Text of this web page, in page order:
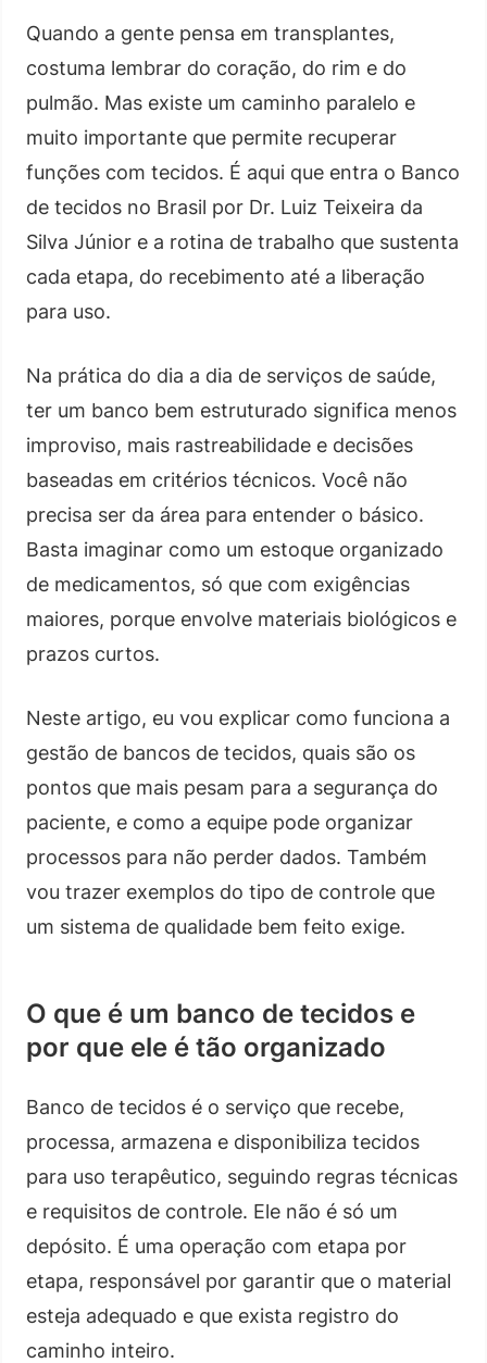
Quando a gente pensa em transplantes,
costuma lembrar do coração, do rim e do
pulmão. Mas existe um caminho paralelo e
muito importante que permite recuperar
funções com tecidos. É aqui que entra o Banco
de tecidos no Brasil por Dr. Luiz Teixeira da
Silva Júnior e a rotina de trabalho que sustenta
cada etapa, do recebimento até a liberação
para uso.
Na prática do dia a dia de serviços de saúde,
ter um banco bem estruturado significa menos
improviso, mais rastreabilidade e decisões
baseadas em critérios técnicos. Você não
precisa ser da área para entender o básico.
Basta imaginar como um estoque organizado
de medicamentos, só que com exigências
maiores, porque envolve materiais biológicos e
prazos curtos.
Neste artigo, eu vou explicar como funciona a
gestão de bancos de tecidos, quais são os
pontos que mais pesam para a segurança do
paciente, e como a equipe pode organizar
processos para não perder dados. Também
vou trazer exemplos do tipo de controle que
um sistema de qualidade bem feito exige.
O que é um banco de tecidos e
por que ele é tão organizado
Banco de tecidos é o serviço que recebe,
processa, armazena e disponibiliza tecidos
para uso terapêutico, seguindo regras técnicas
e requisitos de controle. Ele não é só um
depósito. É uma operação com etapa por
etapa, responsável por garantir que o material
esteja adequado e que exista registro do
caminho inteiro.